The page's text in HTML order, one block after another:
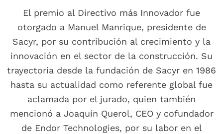
El premio al Directivo más Innovador fue
otorgado a Manuel Manrique, presidente de
Sacyr, por su contribución al crecimiento y la
innovación en el sector de la construcción. Su
trayectoria desde la fundación de Sacyr en 1986
hasta su actualidad como referente global fue
aclamada por el jurado, quien también
mencionó a Joaquín Querol, CEO y cofundador
de Endor Technologies, por su labor en el